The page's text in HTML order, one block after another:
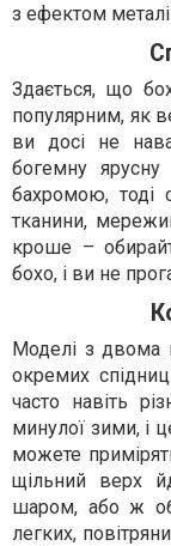
з ефектом
Здається, що
популярним, як
ви досі не
богемну
бахромою, тоді
тканини,
кроше –
бохо, і ви не
Моделі з двома
окремих
часто навіть
минулої зими, і
можете
щільний верх
шаром, або ж
легких,